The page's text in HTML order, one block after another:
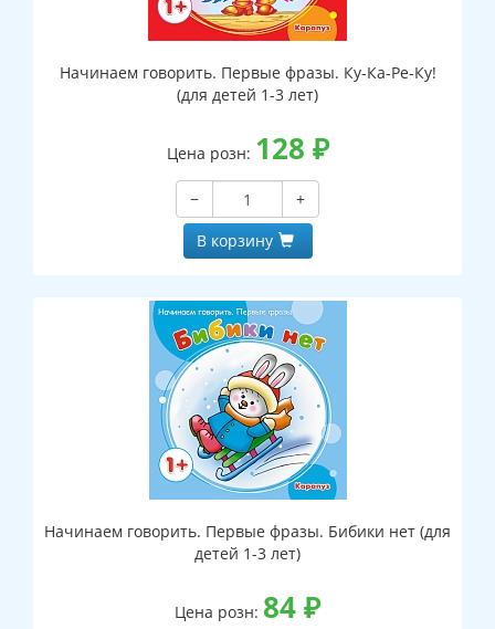
Начинаем говорить. Первые фразы. Ку-Ка-Ре-Ку!
(для детей 1-3 лет)
Цена розн: 128 ₽
−
+
В корзину
Начинаем говорить. Первые фразы. Бибики нет (для
детей 1-3 лет)
Цена розн: 84₽